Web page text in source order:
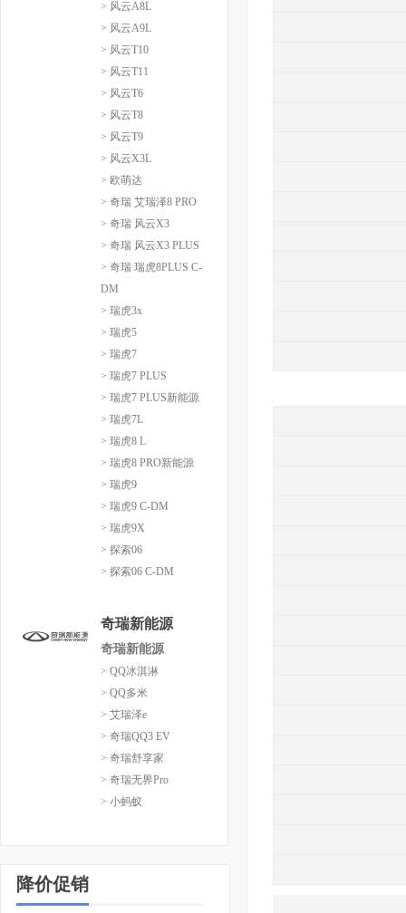
> 风云A8L
> 风云A9L
> 风云T10
> 风云T11
> 风云T6
> 风云T8
> 风云T9
> 风云X3L
> 欧萌达
> 奇瑞 艾瑞泽8 PRO
> 奇瑞 风云X3
> 奇瑞 风云X3 PLUS
> 奇瑞 瑞虎8PLUS C-
DM
> 瑞虎3x
> 瑞虎5
> 瑞虎7
> 瑞虎7 PLUS
> 瑞虎7 PLUS新能源
> 瑞虎7L
> 瑞虎8 L
> 瑞虎8 PRO新能源
> 瑞虎9
> 瑞虎9 C-DM
> 瑞虎9X
> 探索06
> 探索06 C-DM
奇瑞新能源
奇瑞新能源
> QQ冰淇淋
> QQ多米
> 艾瑞泽e
> 奇瑞QQ3 EV
> 奇瑞舒享家
> 奇瑞无界Pro
> 小蚂蚁
降价促销